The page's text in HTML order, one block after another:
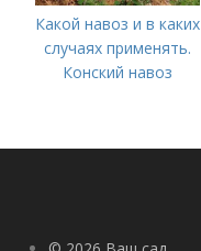
Какой навоз и в каких
случаях применять.
Конский навоз